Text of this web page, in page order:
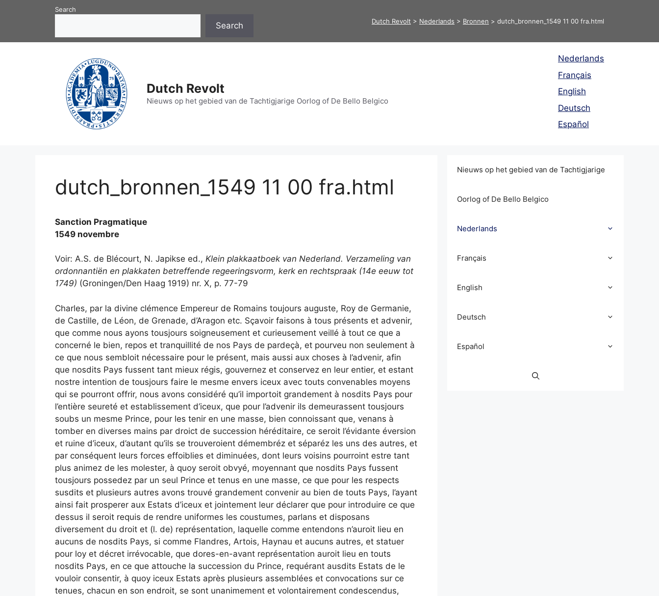
Dutch Revolt > Nederlands > Bronnen > dutch_bronnen_1549 11 00 fra.html
Search
Search
Dutch Revolt
Nieuws op het gebied van de Tachtigjarige Oorlog of De Bello Belgico
Nederlands
Français
English
Deutsch
Español
dutch_bronnen_1549 11 00 fra.html
Sanction Pragmatique
1549 novembre
Voir: A.S. de Blécourt, N. Japikse ed., Klein plakkaatboek van Nederland. Verzameling van
ordonnantiën en plakkaten betreffende regeeringsvorm, kerk en rechtspraak (14e eeuw tot
1749) (Groningen/Den Haag 1919) nr. X, p. 77-79
Charles, par la divine clémence Empereur de Romains toujours auguste, Roy de Germanie,
de Castille, de Léon, de Grenade, d’Aragon etc. Sçavoir faisons à tous présents et advenir,
que comme nous ayons tousjours soigneusement et curieusement veillé à tout ce que a
concerné le bien, repos et tranquillité de nos Pays de pardeçà, et pourveu non seulement à
ce que nous sembloit nécessaire pour le présent, mais aussi aux choses à l’advenir, afin
que nosdits Pays fussent tant mieux régis, gouvernez et conservez en leur entier, et estant
nostre intention de tousjours faire le mesme envers iceux avec touts convenables moyens
qui se pourront offrir, nous avons considéré qu’il importoit grandement à nosdits Pays pour
l’entière seureté et establissement d’iceux, que pour l’advenir ils demeurassent tousjours
soubs un mesme Prince, pour les tenir en une masse, bien connoissant que, venans à
tomber en diverses mains par droict de succession héréditaire, ce seroit l’évidante éversion
et ruine d’iceux, d’autant qu’ils se trouveroient démembréz et séparéz les uns des autres, et
par conséquent leurs forces effoiblies et diminuées, dont leurs voisins pourroint estre tant
plus animez de les molester, à quoy seroit obvyé, moyennant que nosdits Pays fussent
tousjours possedez par un seul Prince et tenus en une masse, ce que pour les respects
susdits et plusieurs autres avons trouvé grandement convenir au bien de touts Pays, l’ayant
ainsi fait prosperer aux Estats d’iceux et jointement leur déclarer que pour introduire ce que
dessus il seroit requis de rendre uniformes les coustumes, parlans et disposans
diversement du droit et (l. de) représentation, laquelle comme entendons n’auroit lieu en
aucuns de nosdits Pays, si comme Flandres, Artois, Haynau et aucuns autres, et statuer
pour loy et décret irrévocable, que dores-en-avant représentation auroit lieu en touts
nosdits Pays, en ce que attouche la succession du Prince, requérant ausdits Estats de le
vouloir consentir, à quoy iceux Estats après plusieurs assemblées et convocations sur ce
tenues, chacun en son endroit, se sont unanimement et volontairement condescendus,
Nieuws op het gebied van de Tachtigjarige
Oorlog of De Bello Belgico
Nederlands
Français
English
Deutsch
Español